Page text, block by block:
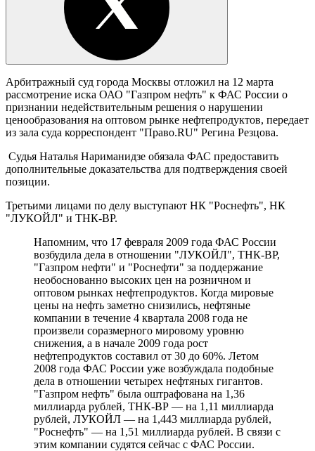
Арбитражный суд города Москвы отложил на 12 марта
рассмотрение иска ОАО "Газпром нефть" к ФАС России о
признании недействительным решения о нарушении
ценообразования на оптовом рынке нефтепродуктов, передает
из зала суда корреспондент "Право.RU" Регина Резцова.
Судья Наталья Нариманидзе обязала ФАС предоставить
дополнительные доказательства для подтверждения своей
позиции.
Третьими лицами по делу выступают НК "Роснефть", НК
"ЛУКОЙЛ" и ТНК-BP.
Напомним, что 17 февраля 2009 года ФАС России
возбудила дела в отношении "ЛУКОЙЛ", ТНК-BP,
"Газпром нефти" и "Роснефти" за поддержание
необоснованно высоких цен на розничном и
оптовом рынках нефтепродуктов. Когда мировые
цены на нефть заметно снизились, нефтяные
компании в течение 4 квартала 2008 года не
произвели соразмерного мировому уровню
снижения, а в начале 2009 года рост
нефтепродуктов составил от 30 до 60%. Летом
2008 года ФАС России уже возбуждала подобные
дела в отношении четырех нефтяных гигантов.
"Газпром нефть" была оштрафована на 1,36
миллиарда рублей, ТНК-ВР — на 1,11 миллиарда
рублей, ЛУКОЙЛ — на 1,443 миллиарда рублей,
"Роснефть" — на 1,51 миллиарда рублей. В связи с
этим компании судятся сейчас с ФАС России.